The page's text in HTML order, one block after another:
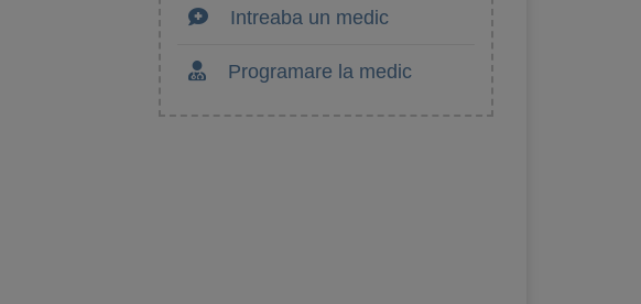
Intreaba un medic
Programare la medic